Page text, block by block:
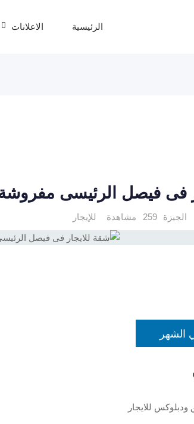
الرئيسية الاعلانات
فى فيصل الرئيسى
الجيزة 259 مشاهدة للإيجار
الشهر
للايجار